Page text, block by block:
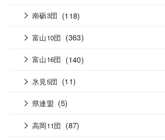
南砺3団 (118)
富山10団 (363)
富山16団 (140)
氷見5団 (11)
県連盟 (5)
高岡11団 (87)